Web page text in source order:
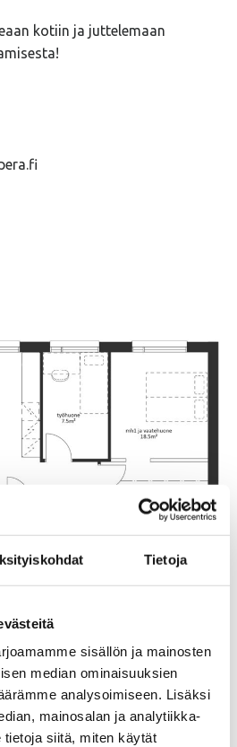
Tietoja
sisällön ja mainosten
median ominaisuuksien
analysoimiseen. Lisäksi
mainosalan ja analytiikka-
tietoja siitä, miten käytät
kotiin ja juttelemaan